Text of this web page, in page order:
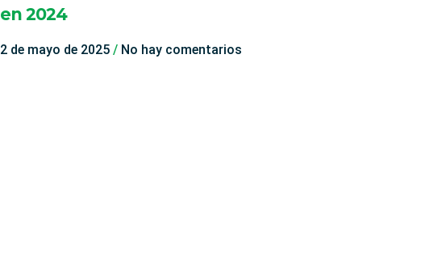
en 2024
2 de mayo de 2025 No hay comentarios